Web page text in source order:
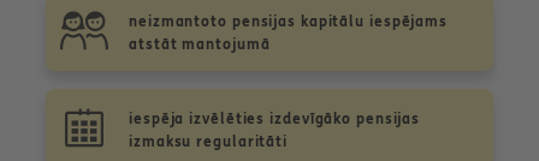
neizmantoto pensijas kapitālu iespējams
atstāt mantojumā
iespēja izvēlēties izdevīgāko pensijas
izmaksu regularitāti